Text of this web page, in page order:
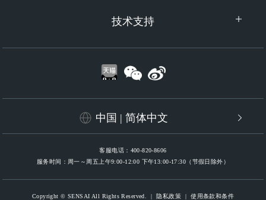
技术支持
中国 | 简体中文
客服电话：400-820-8606
服务时间：周一～周五上午9:00-12:00 下午13:00-17:30（节假日除外）
Copyright © SENSAI All Rights Reserved. |隐私政策 |使用条款和条件